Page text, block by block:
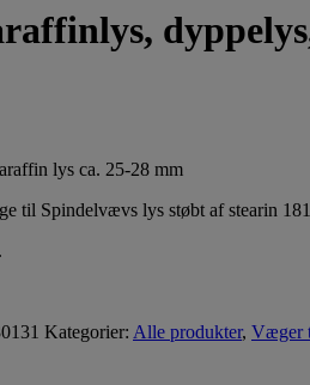
lys ca. 25-28 mm
til Spindelvævs lys støbt af stearin
Kategorier: Alle produkter, Væger